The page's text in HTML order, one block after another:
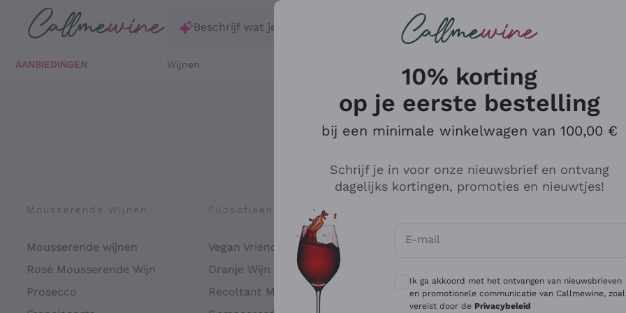
Ga direct naar de hoofdinhoud
Beschrijf wat je zoekt
AANBIEDINGEN Wijnen
Mousserende Wijnen
Mousserende wijnen
Rosé Mousserende Wijn
Prosecco
Filosofieën
Vegan Vriendelijk
Oranje Wijn
Recoltant Manipulant
Antinori
Ca' del Bosco
Gavi
10% korting
op je eerste bestelling
bij een minimale winkelwagen van 100,00 €
Schrijf je in voor onze nieuwsbrief en ontvang
dagelijks kortingen, promoties en nieuwtjes!
E-mail
Optionele toestemmingen om
Ik ga akkoord met het ontvangen van nieuwsbrieven
en promotionele communicatie van Callmewine,
vereist door de Privacybeleid